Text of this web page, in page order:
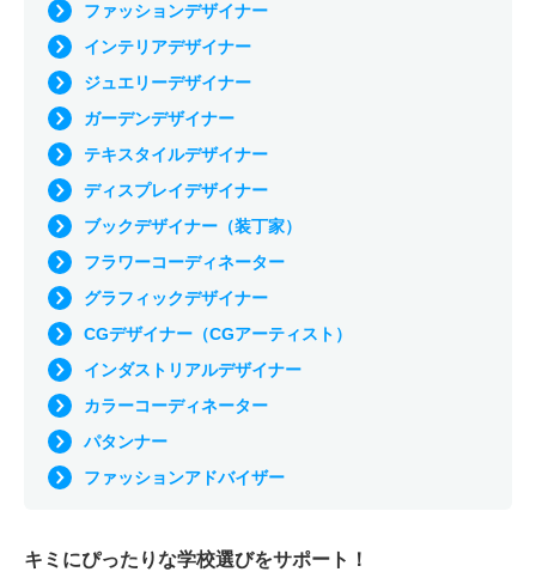
ファッションデザイナー
インテリアデザイナー
ジュエリーデザイナー
ガーデンデザイナー
テキスタイルデザイナー
ディスプレイデザイナー
ブックデザイナー（装丁家）
フラワーコーディネーター
グラフィックデザイナー
CGデザイナー（CGアーティスト）
インダストリアルデザイナー
カラーコーディネーター
パタンナー
ファッションアドバイザー
キミにぴったりな学校選びをサポート！